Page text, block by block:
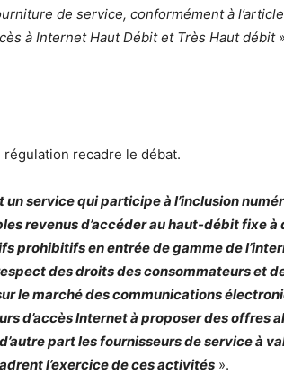
de service, conformément à
à Internet Haut Débit et Très Haut débit
régulation recadre le débat.
service qui participe à l’inclusion
revenus d’accéder auhaut-débitfixe à
prohibitifs en entrée de gamme de
des droits des consommateurs et
le marché des communications
d’accès Internet à proposer des offres
part les fournisseurs de service à
l’exercice de ces activités ».